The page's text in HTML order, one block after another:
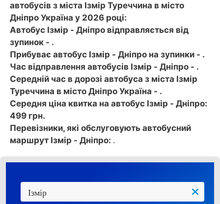
автобусів з міста Ізмір Туреччина в місто
Дніпро Україна у 2026 році:
Автобус Ізмір - Дніпро відправляється від
зупинок - .
Прибуває автобус Ізмір - Дніпро на зупинки - .
Час відправлення автобусів Ізмір - Дніпро - .
Середній час в дорозі автобуса з міста Ізмір
Туреччина в місто Дніпро Україна - .
Середня ціна квитка на автобус Ізмір - Дніпро:
499 грн.
Перевізники, які обслуговують автобусний
маршрут Ізмір - Дніпро: .